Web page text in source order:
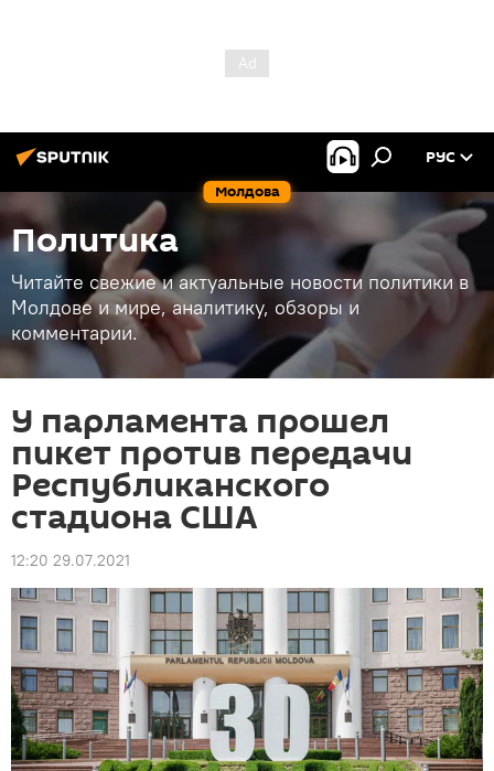
Молдова
РУС
Политика
Читайте свежие и актуальные новости политики в
Молдове и мире, аналитику, обзоры и
комментарии.
У парламента прошел
пикет против передачи
Республиканского
стадиона США
12:20 29.07.2021